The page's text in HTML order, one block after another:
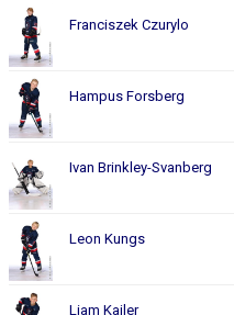
Franciszek Czurylo
Hampus Forsberg
Ivan Brinkley-Svanberg
Leon Kungs
Liam Kajler